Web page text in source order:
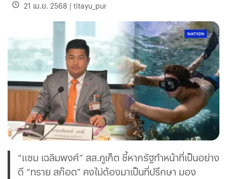
21 เม.ย. 2568 | titayu_pur
“แซม เฉลิมพงศ์” สส.ภูเก็ต ชี้หากรัฐทำหน้าที่เป็นอย่าง
ดี “ทราย สก๊อต" คงไม่ต้องมาเป็นที่ปรึกษา มอง